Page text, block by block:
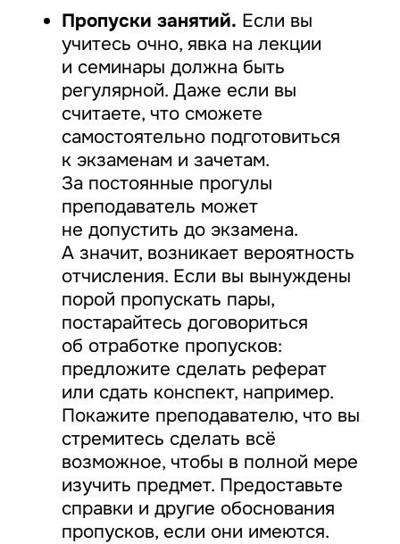
Пропуски занятий. Если вы
учитесь очно, явка на лекции
и семинары должна быть
регулярной. Даже если вы
считаете, что сможете
самостоятельно подготовиться
к экзаменам и зачетам.
За постоянные прогулы
преподаватель может
не допустить до экзамена.
А значит, возникает вероятность
отчисления. Если вы вынуждены
порой пропускать пары,
постарайтесь договориться
об отработке пропусков:
предложите сделать реферат
или сдать конспект, например.
Покажите преподавателю, что вы
стремитесь сделать всё
возможное, чтобы в полной мере
изучить предмет. Предоставьте
справки и другие обоснования
пропусков, если они имеются.